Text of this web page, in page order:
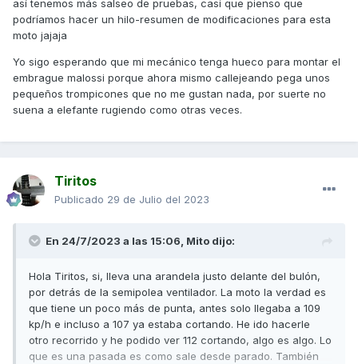
así tenemos más salseo de pruebas, casi que pienso que
podríamos hacer un hilo-resumen de modificaciones para esta
moto jajaja
Yo sigo esperando que mi mecánico tenga hueco para montar el
embrague malossi porque ahora mismo callejeando pega unos
pequeños trompicones que no me gustan nada, por suerte no
suena a elefante rugiendo como otras veces.
Tiritos
Publicado 29 de Julio del 2023
En 24/7/2023 a las 15:06, Mito dijo:
Hola Tiritos, si, lleva una arandela justo delante del bulón,
por detrás de la semipolea ventilador. La moto la verdad es
que tiene un poco más de punta, antes solo llegaba a 109
kp/h e incluso a 107 ya estaba cortando. He ido hacerle
otro recorrido y he podido ver 112 cortando, algo es algo. Lo
que es una pasada es como sale desde parado. También